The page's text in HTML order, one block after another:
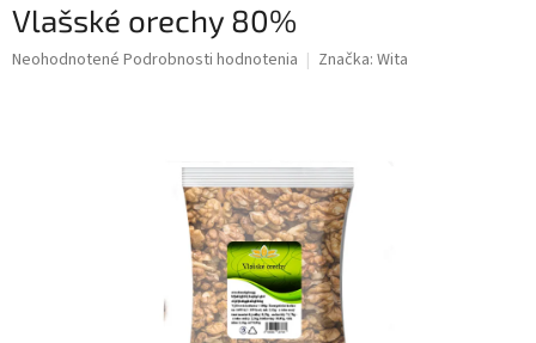
Vlašské orechy 80%
Priemerné
Neohodnotené Podrobnosti hodnotenia Značka: Wita